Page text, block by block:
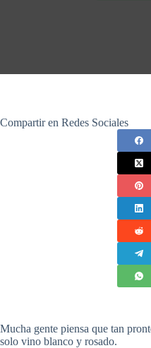
Compartir en Redes Sociales
Mucha gente piensa que tan
solo vino blanco y rosado.